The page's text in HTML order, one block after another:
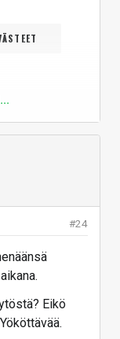
#24
Eikö